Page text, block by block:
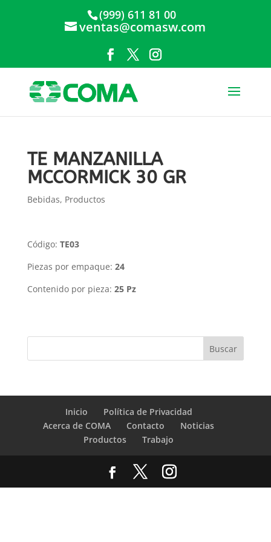
(999) 611 81 00
ventas@comasw.com
TE MANZANILLA
MCCORMICK 30 GR
Bebidas, Productos
Código: TE03
Piezas por empaque: 24
Contenido por pieza: 25 Pz
Inicio
Política de Privacidad
Acerca de COMA
Contacto
Noticias
Productos
Trabajo